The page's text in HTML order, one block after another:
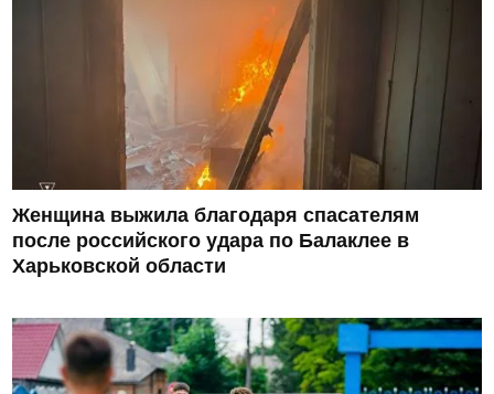
Женщина выжила благодаря спасателям
после российского удара по Балаклее в
Харьковской области